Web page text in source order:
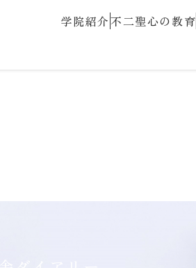
学院紹介不二聖心の教育